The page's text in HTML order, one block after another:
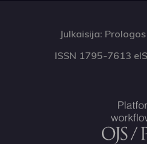
Julkaisija:
ISSN 1795-7613